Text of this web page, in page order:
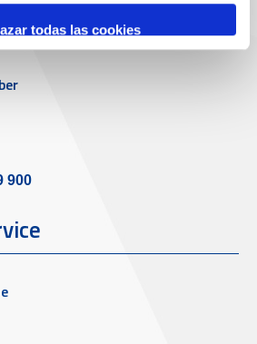
todas las cookies
s/n, 43004 Tarragona
900